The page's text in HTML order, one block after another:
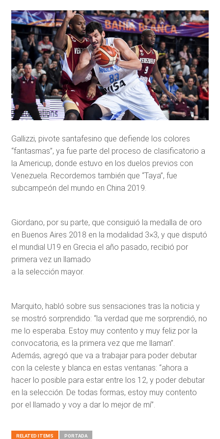
Gallizzi, pivote santafesino que defiende los colores
“fantasmas”, ya fue parte del proceso de clasificatorio a
la Americup, donde estuvo en los duelos previos con
Venezuela. Recordemos también que “Taya”, fue
subcampeón del mundo en China 2019.
Giordano, por su parte, que consiguió la medalla de oro
en Buenos Aires 2018 en la modalidad 3×3, y que disputó
el mundial U19 en Grecia el año pasado, recibió por
primera vez un llamado
a la selección mayor.
Marquito, habló sobre sus sensaciones tras la noticia y
se mostró sorprendido: “la verdad que me sorprendió, no
me lo esperaba. Estoy muy contento y muy feliz por la
convocatoria, es la primera vez que me llaman”.
Además, agregó que va a trabajar para poder debutar
con la celeste y blanca en estas ventanas: “ahora a
hacer lo posible para estar entre los 12, y poder debutar
en la selección. De todas formas, estoy muy contento
por el llamado y voy a dar lo mejor de mí”.
RELATED ITEMS PORTADA